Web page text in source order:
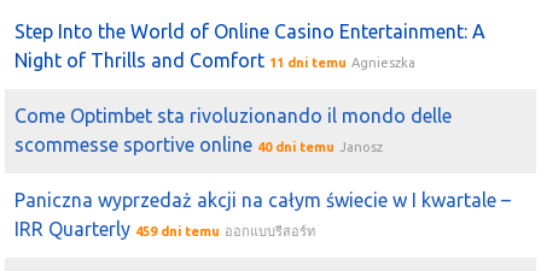
Step Into the World of Online Casino Entertainment: A
Night of Thrills and Comfort 11 dni temu Agnieszka
Come Optimbet sta rivoluzionando il mondo delle
scommesse sportive online 40 dni temu Janosz
Paniczna wyprzedaż akcji na całym świecie w I kwartale –
IRR Quarterly 459 dni temu ออกแบบรีสอร์ท